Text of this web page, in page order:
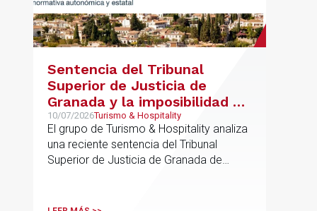
Sentencia del Tribunal
Superior de Justicia de
Granada y la imposibilidad de
Interpretar el Plan General
de Ordenación Urbana
(“PGOU”) para equiparar las
viviendas turísticas y los
10/07/2026Turismo & Hospitality
El grupo de Turismo & Hospitality analiza
una reciente sentencia del Tribunal
Superior de Justicia de Granada de